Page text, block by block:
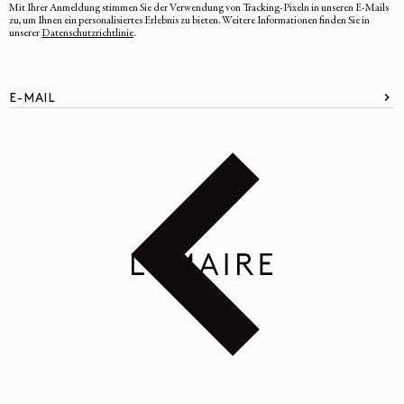
Mit Ihrer Anmeldung stimmen Sie der Verwendung von Tracking-Pixeln in unseren E-Mails
zu, um Ihnen ein personalisiertes Erlebnis zu bieten. Weitere Informationen finden Sie in
unserer Datenschutzrichtlinie.
E-MAIL